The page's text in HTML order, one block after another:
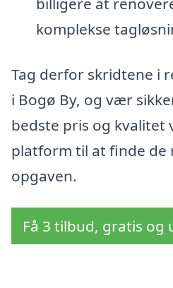
komplekse
Tag derfor skridtene i
i Bogø By, og vær
bedste pris og kvalitet
platform til at finde de
opgaven.
Få 3 tilbud, gratis